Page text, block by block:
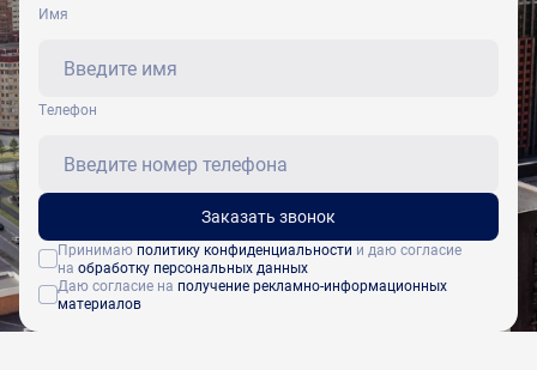
Имя
Tелефон
Заказать звонок
Принимаю политику конфиденциальности и даю согласие
на обработку персональных данных
Даю согласие на получение рекламно-информационных
материалов